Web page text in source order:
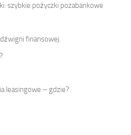
szybkie pożyczki pozabankowe
finansowej.
leasingowe – gdzie?